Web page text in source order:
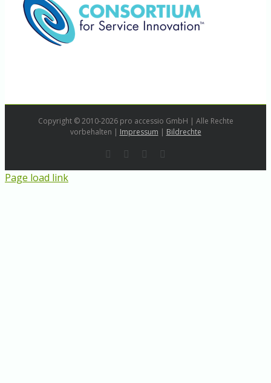
Copyright © 2010-2026 pro accessio GmbH | Alle Rechte
vorbehalten | Impressum | Bildrechte
LinkedInInstagram
Page load link